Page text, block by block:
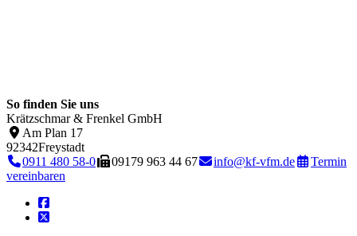
So finden Sie uns
Krätzschmar & Frenkel GmbH
Am Plan 17
92342Freystadt
0911 480 58-0
09179 963 44 67 info@kf-vfm.de
Termin
vereinbaren